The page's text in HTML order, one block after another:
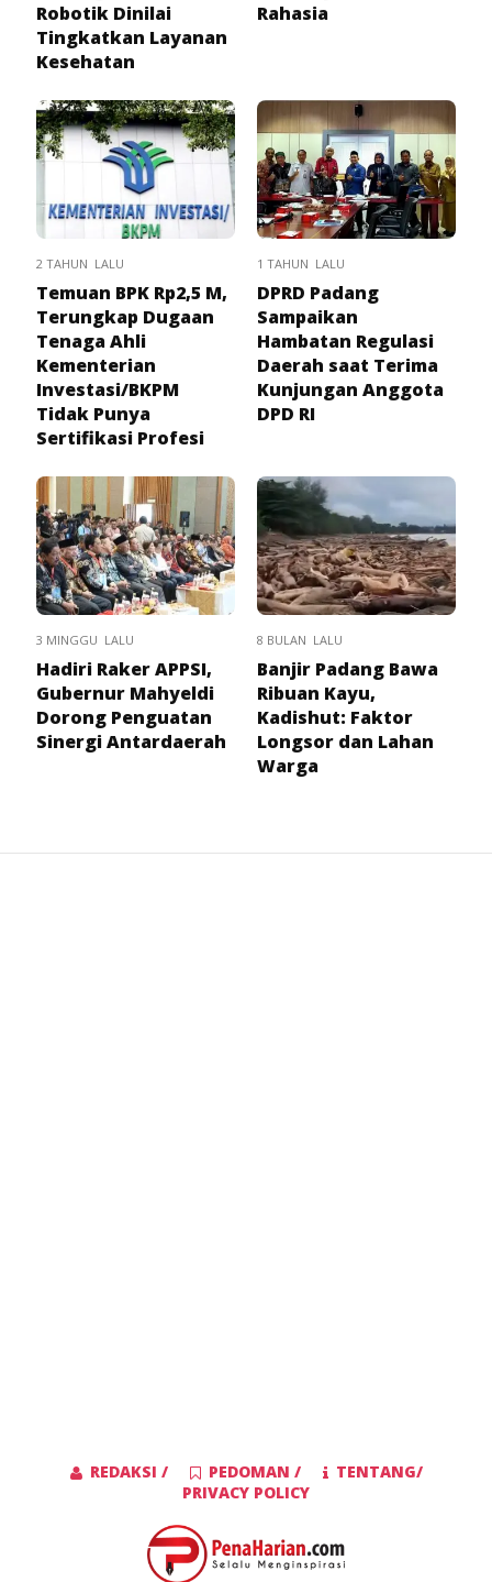
Robotik Dinilai
Tingkatkan Layanan
Kesehatan
Rahasia
2 TAHUN LALU
Temuan BPK Rp2,5 M,
Terungkap Dugaan
Tenaga Ahli
Kementerian
Investasi/BKPM
Tidak Punya
Sertifikasi Profesi
1 TAHUN LALU
DPRD Padang
Sampaikan
Hambatan Regulasi
Daerah saat Terima
Kunjungan Anggota
DPD RI
3 MINGGU LALU
Hadiri Raker APPSI,
Gubernur Mahyeldi
Dorong Penguatan
Sinergi Antardaerah
8 BULAN LALU
Banjir Padang Bawa
Ribuan Kayu,
Kadishut: Faktor
Longsor dan Lahan
Warga
REDAKSI / PEDOMAN /
TENTANG/
PRIVACY POLICY